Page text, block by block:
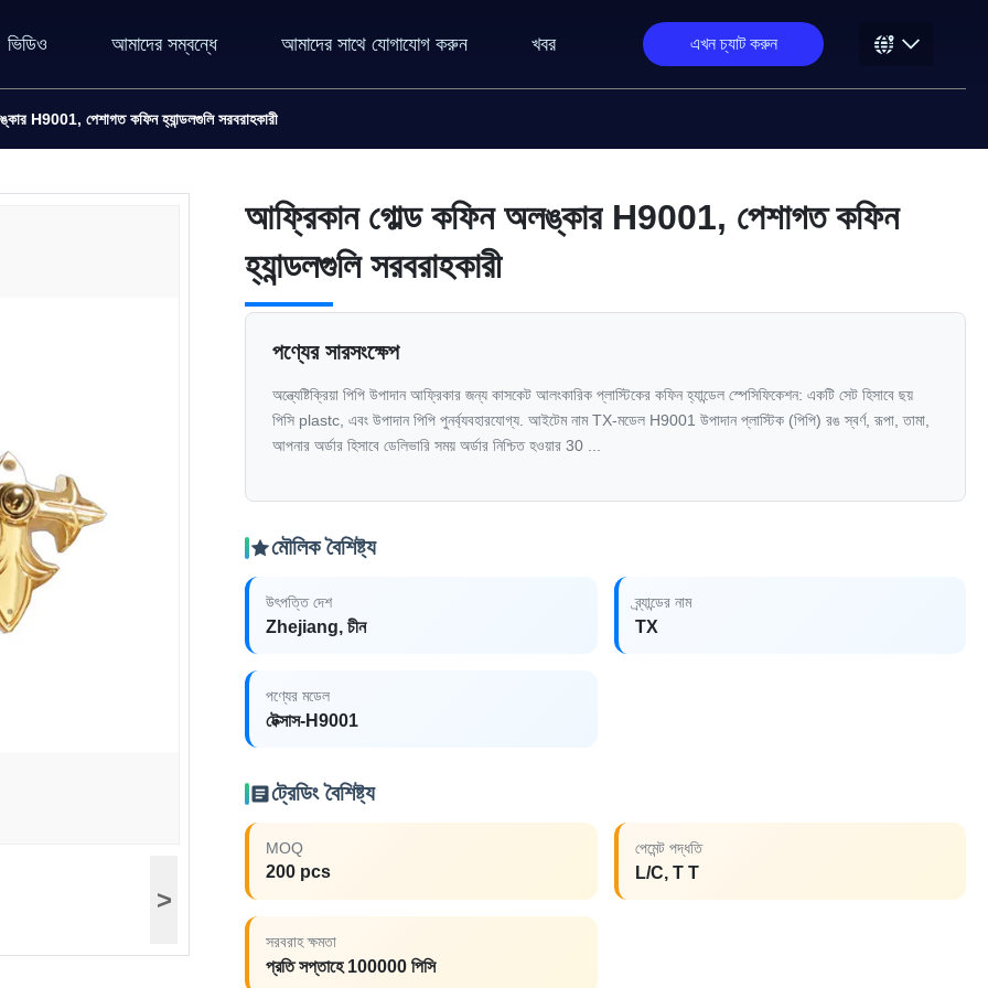
ভিডিও আমাদের সম্বন্ধে আমাদের সাথে যোগাযোগ করুন খবর এখন চ্যাট করুন
H9001, পেশাগত কফিন হ্যান্ডলগুলি সরবরাহকারী
>
আফ্রিকান গোল্ড কফিন অলঙ্কার H9001, পেশাগত কফিন
হ্যান্ডলগুলি সরবরাহকারী
পণ্যের সারসংক্ষেপ
অন্ত্যেষ্টিক্রিয়া পিপি উপাদান আফ্রিকার জন্য কাসকেট আলংকারিক প্লাস্টিকের কফিন হ্যান্ডেল স্পেসিফিকেশন: একটি সেট হিসাবে ছয়
পিসি plastc, এবং উপাদান পিপি পুনর্ব্যবহারযোগ্য. আইটেম নাম TX-মডেল H9001 উপাদান প্লাস্টিক (পিপি) রঙ স্বর্ণ, রূপা, তামা,
আপনার অর্ডার হিসাবে ডেলিভারি সময় অর্ডার নিশ্চিত হওয়ার 30 ...
মৌলিক বৈশিষ্ট্য
উৎপত্তি দেশ
Zhejiang, চীন
ব্র্যান্ডের নাম
TX
পণ্যের মডেল
টেক্সাস-H9001
ট্রেডিং বৈশিষ্ট্য
MOQ
200 pcs
পেমেন্ট পদ্ধতি
L/C, T T
সরবরাহ ক্ষমতা
প্রতি সপ্তাহে 100000 পিসি